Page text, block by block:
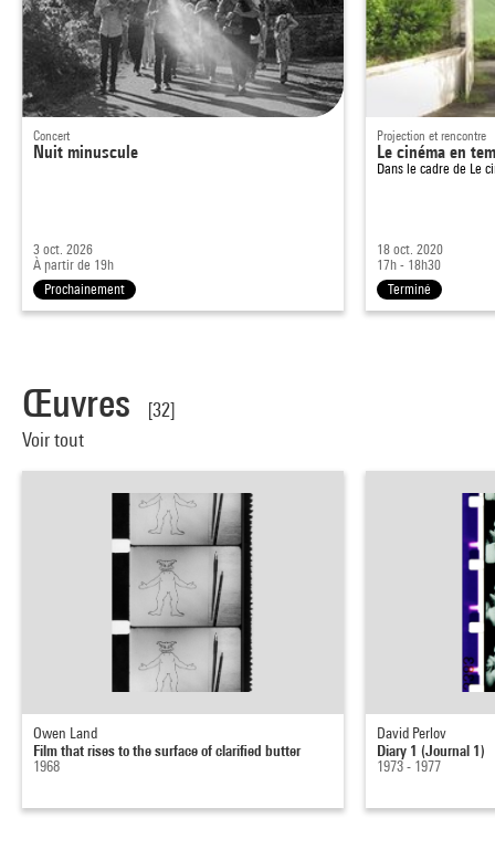
Concert
Nuit minuscule
3 oct. 2026
À partir de 19h
Prochainement
Projection et rencontre
Le cinéma en
Dans le cadre de Le
18 oct. 2020
17h - 18h30
Terminé
Œuvres
[32]
Voir tout
Owen Land
Film that rises to the surface of clarified butter
1968
David Perlov
Diary 1 (Journal 1)
1973 - 1977